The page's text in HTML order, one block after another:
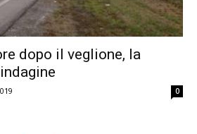
dopo il veglione, la
0